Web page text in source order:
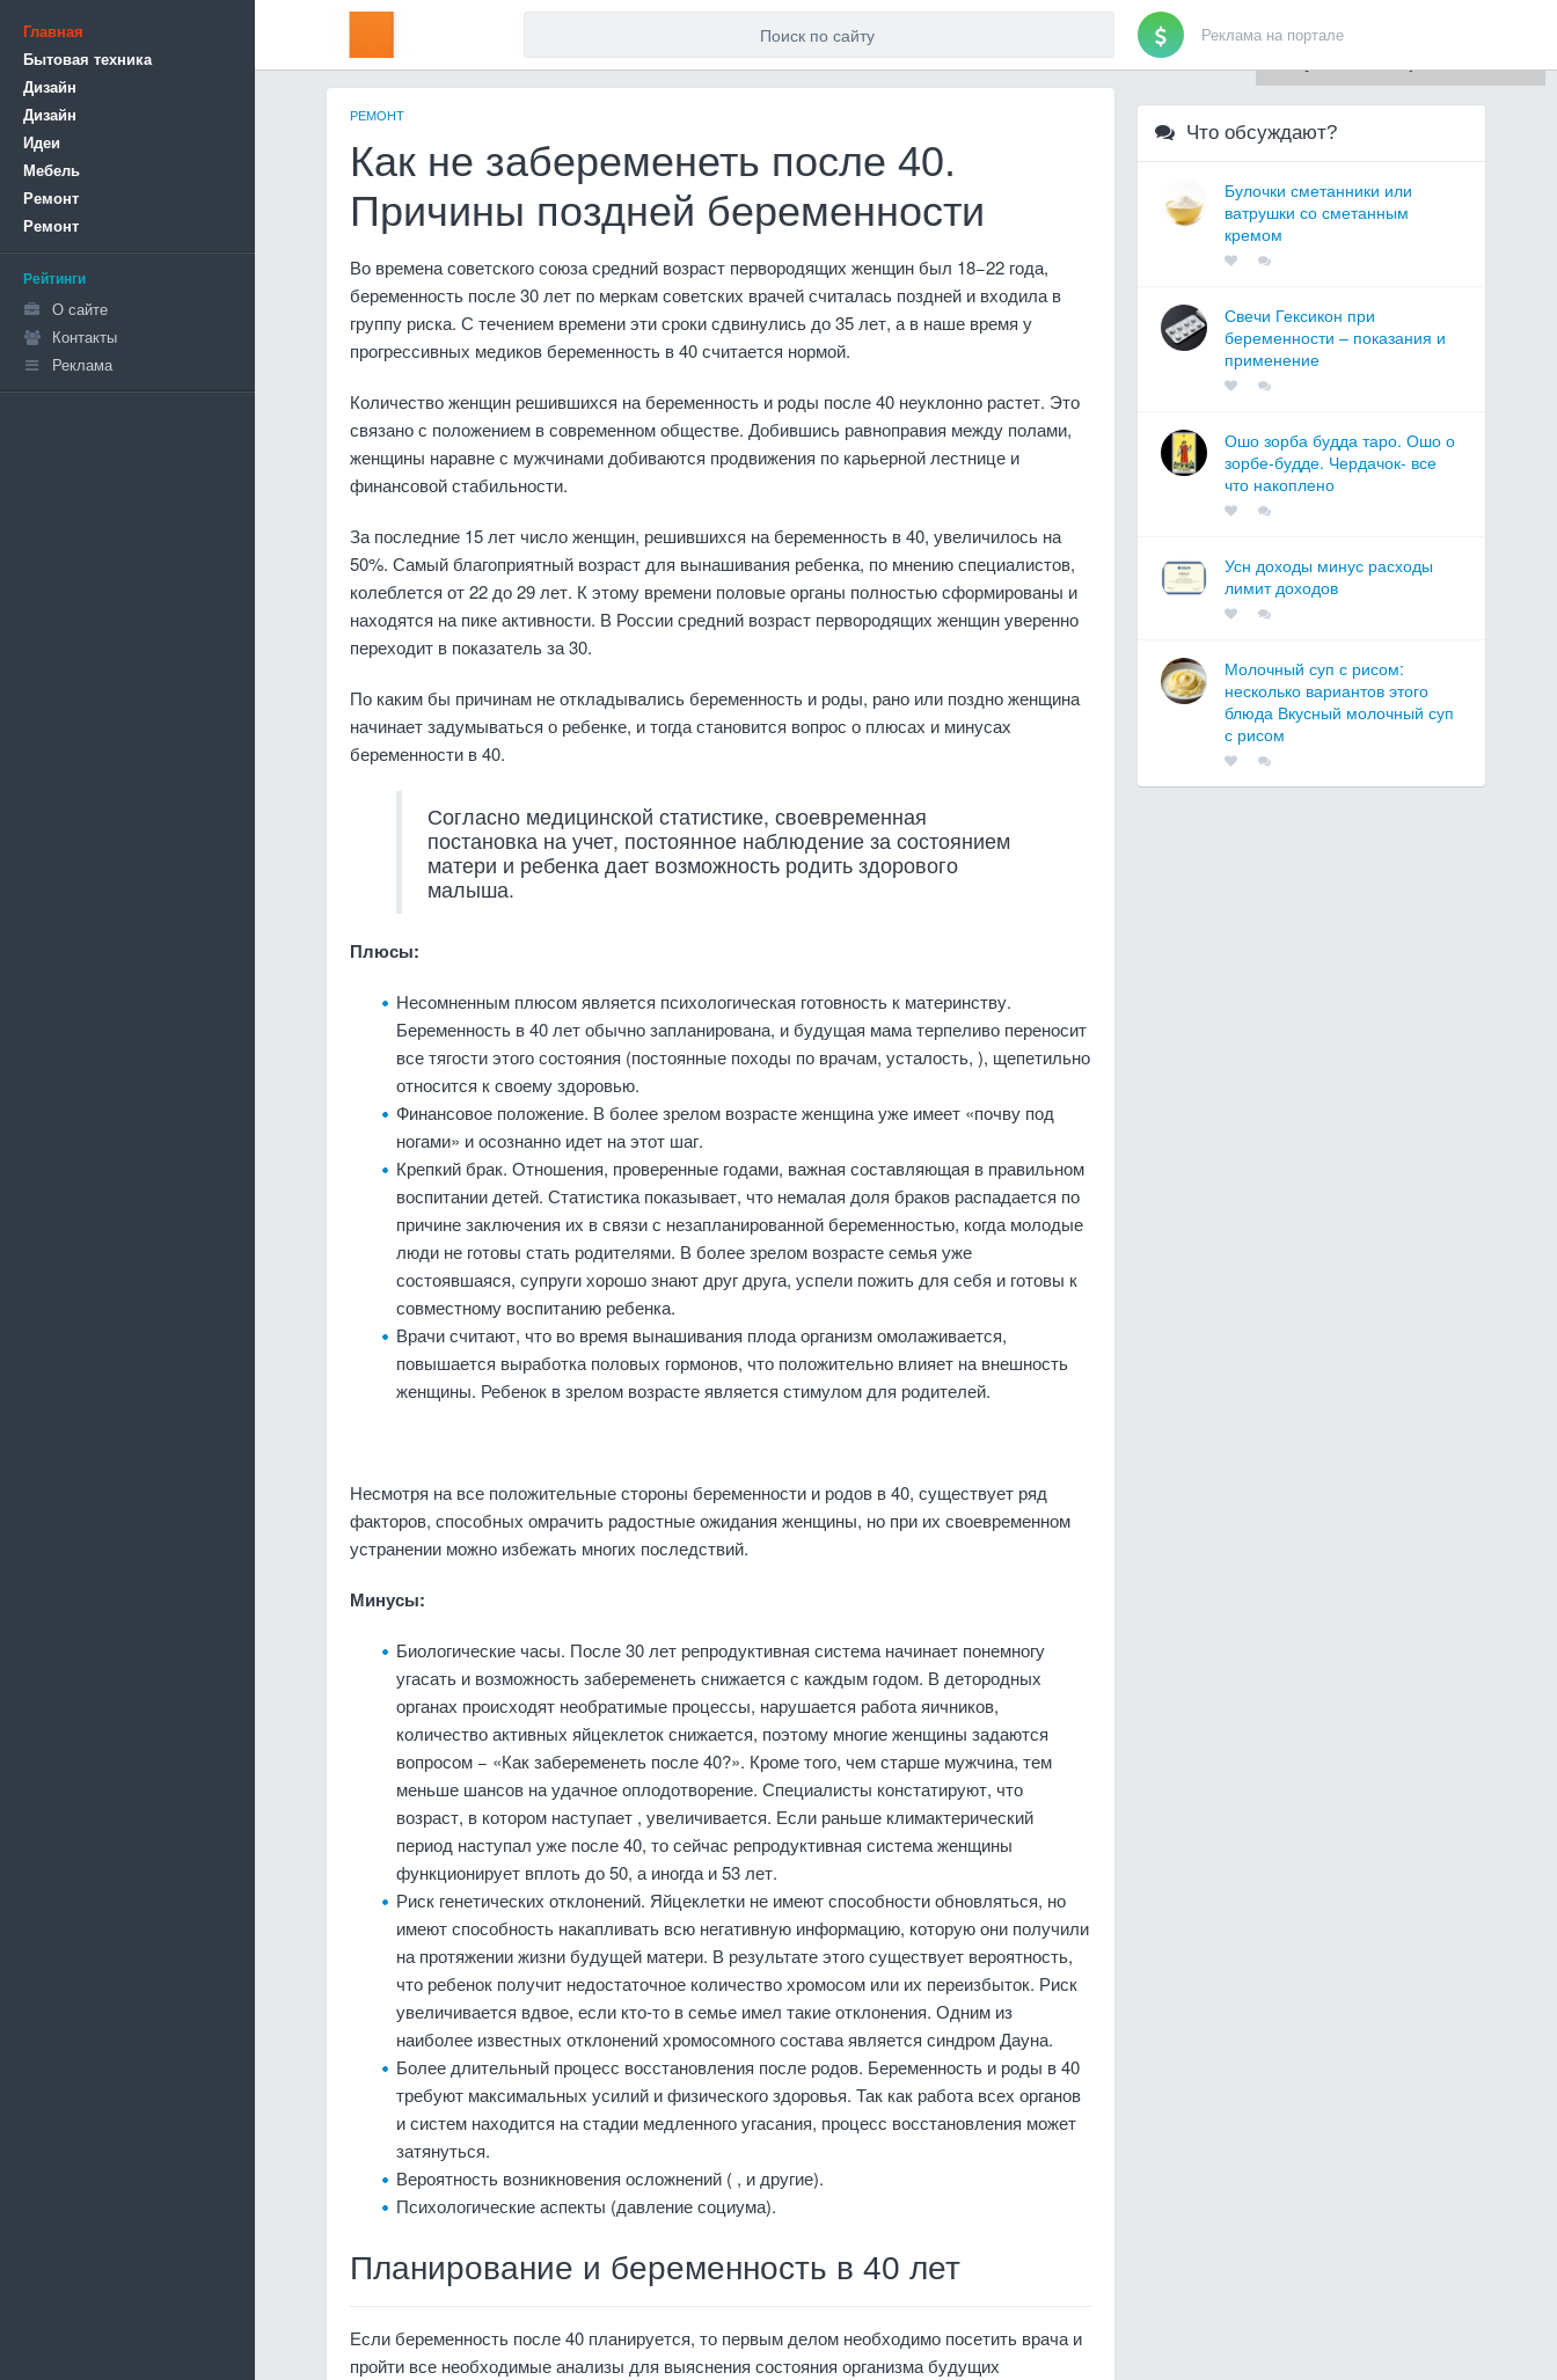
Главная
Бытовая техника
Дизайн
Дизайн
Идеи
Мебель
Ремонт
Ремонт
Рейтинги
О сайте
Контакты
Реклама
Реклама на портале
РЕМОНТ
Как не забеременеть после 40.
Причины поздней беременности
Во времена советского союза средний возраст первородящих женщин был 18−22 года,
беременность после 30 лет по меркам советских врачей считалась поздней и входила в
группу риска. С течением времени эти сроки сдвинулись до 35 лет, а в наше время у
прогрессивных медиков беременность в 40 считается нормой.
Количество женщин решившихся на беременность и роды после 40 неуклонно растет. Это
связано с положением в современном обществе. Добившись равноправия между полами,
женщины наравне с мужчинами добиваются продвижения по карьерной лестнице и
финансовой стабильности.
За последние 15 лет число женщин, решившихся на беременность в 40, увеличилось на
50%. Самый благоприятный возраст для вынашивания ребенка, по мнению специалистов,
колеблется от 22 до 29 лет. К этому времени половые органы полностью сформированы и
находятся на пике активности. В России средний возраст первородящих женщин уверенно
переходит в показатель за 30.
По каким бы причинам не откладывались беременность и роды, рано или поздно женщина
начинает задумываться о ребенке, и тогда становится вопрос о плюсах и минусах
беременности в 40.
Согласно медицинской статистике, своевременная
постановка на учет, постоянное наблюдение за состоянием
матери и ребенка дает возможность родить здорового
малыша.
Плюсы:
Несомненным плюсом является психологическая готовность к материнству.
Беременность в 40 лет обычно запланирована, и будущая мама терпеливо переносит
все тягости этого состояния (постоянные походы по врачам, усталость, ), щепетильно
относится к своему здоровью.
Финансовое положение. В более зрелом возрасте женщина уже имеет «почву под
ногами» и осознанно идет на этот шаг.
Крепкий брак. Отношения, проверенные годами, важная составляющая в правильном
воспитании детей. Статистика показывает, что немалая доля браков распадается по
причине заключения их в связи с незапланированной беременностью, когда молодые
люди не готовы стать родителями. В более зрелом возрасте семья уже
состоявшаяся, супруги хорошо знают друг друга, успели пожить для себя и готовы к
совместному воспитанию ребенка.
Врачи считают, что во время вынашивания плода организм омолаживается,
повышается выработка половых гормонов, что положительно влияет на внешность
женщины. Ребенок в зрелом возрасте является стимулом для родителей.
Несмотря на все положительные стороны беременности и родов в 40, существует ряд
факторов, способных омрачить радостные ожидания женщины, но при их своевременном
устранении можно избежать многих последствий.
Минусы:
Биологические часы. После 30 лет репродуктивная система начинает понемногу
угасать и возможность забеременеть снижается с каждым годом. В детородных
органах происходят необратимые процессы, нарушается работа яичников,
количество активных яйцеклеток снижается, поэтому многие женщины задаются
вопросом − «Как забеременеть после 40?». Кроме того, чем старше мужчина, тем
меньше шансов на удачное оплодотворение. Специалисты констатируют, что
возраст, в котором наступает , увеличивается. Если раньше климактерический
период наступал уже после 40, то сейчас репродуктивная система женщины
функционирует вплоть до 50, а иногда и 53 лет.
Риск генетических отклонений. Яйцеклетки не имеют способности обновляться, но
имеют способность накапливать всю негативную информацию, которую они получили
на протяжении жизни будущей матери. В результате этого существует вероятность,
что ребенок получит недостаточное количество хромосом или их переизбыток. Риск
увеличивается вдвое, если кто-то в семье имел такие отклонения. Одним из
наиболее известных отклонений хромосомного состава является синдром Дауна.
Более длительный процесс восстановления после родов. Беременность и роды в 40
требуют максимальных усилий и физического здоровья. Так как работа всех органов
и систем находится на стадии медленного угасания, процесс восстановления может
затянуться.
Вероятность возникновения осложнений ( , и другие).
Психологические аспекты (давление социума).
Планирование и беременность в 40 лет
Если беременность после 40 планируется, то первым делом необходимо посетить врача и
пройти все необходимые анализы для выяснения состояния организма будущих
Что обсуждают?
Булочки сметанники или
ватрушки со сметанным
кремом
Свечи Гексикон при
беременности – показания и
применение
Ошо зорба будда таро. Ошо о
зорбе-будде. Чердачок- все
что накоплено
Усн доходы минус расходы
лимит доходов
Молочный суп с рисом:
несколько вариантов этого
блюда Вкусный молочный суп
с рисом
Для любых предложений по